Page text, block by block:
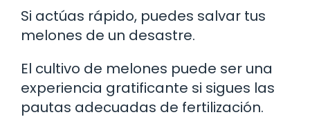
Si actúas rápido, puedes salvar tus
melones de un desastre.
El cultivo de melones puede ser una
experiencia gratificante si sigues las
pautas adecuadas de fertilización.